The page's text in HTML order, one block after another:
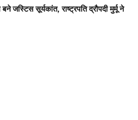
सूर्यकांत, राष्ट्रपति द्रौपदी मुर्मू ने